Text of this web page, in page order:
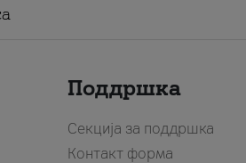
Поддршка
Секција за поддршка
Контакт форма